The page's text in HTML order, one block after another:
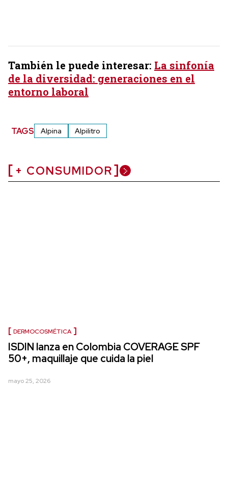
También le puede interesar: La sinfonía
de la diversidad: generaciones en el
entorno laboral
TAGS Alpina Alpilitro
+ CONSUMIDOR
DERMOCOSMÉTICA
ISDIN lanza en Colombia COVERAGE SPF
50+, maquillaje que cuida la piel
mayo 25, 2026